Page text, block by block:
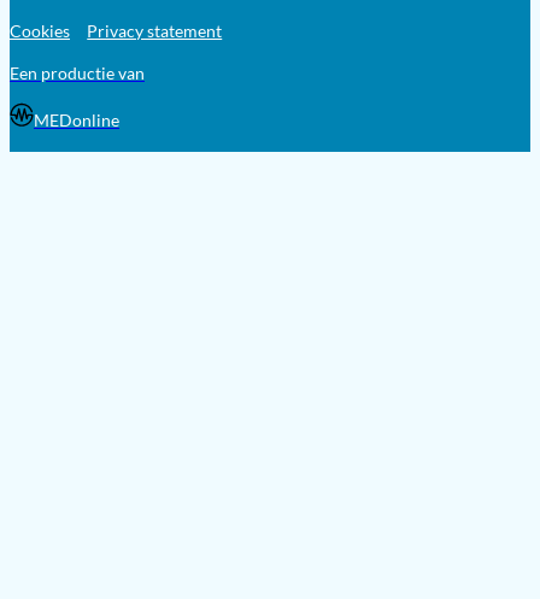
Cookies Privacy statement
Een productie van
MEDonline